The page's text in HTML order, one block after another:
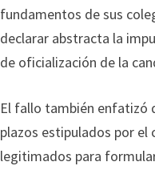
fundamentos de sus
declarar abstracta la
de oficialización de la
El fallo también enfatizó
plazos estipulados por
legitimados para